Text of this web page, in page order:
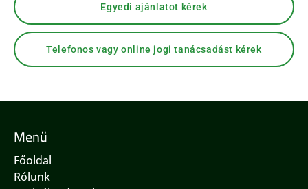
Egyedi ajánlatot kérek
Telefonos vagy online jogi tanácsadást kérek
Menü
Főoldal
Rólunk